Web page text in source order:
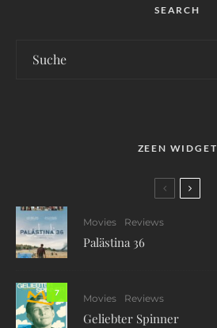
SEARCH
ZEEN WIDGET
Movies Reviews
Palästina 36
7
Movies Reviews
Geliebter Spinner